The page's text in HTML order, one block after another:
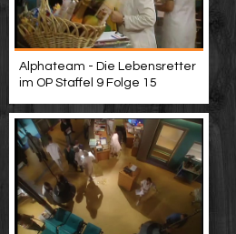
Alphateam - Die Lebensretter
im OP Staffel 9 Folge 15